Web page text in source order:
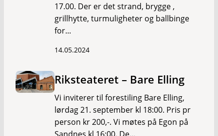
17.00. Der er det strand, brygge ,
grillhytte, turmuligheter og ballbinge
for...
14.05.2024
Riksteateret – Bare Elling
Vi inviterer til forestiling Bare Elling,
lørdag 21. september kl 18:00. Pris pr
person kr 200,-. Vi møtes på Egon på